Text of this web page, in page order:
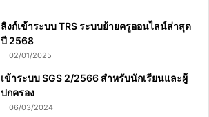
ลิงก์เข้าระบบ TRS ระบบย้ายครูออนไลน์ล่าสุด
ปี 2568
02/01/2025
เข้าระบบ SGS 2/2566 สำหรับนักเรียนและผู้
ปกครอง
06/03/2024